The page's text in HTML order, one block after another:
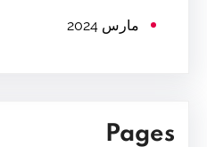
مارس 2024
Pages